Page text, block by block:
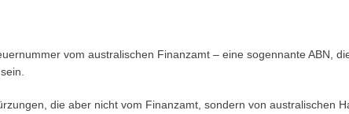
vom australischen Finanzamt – eine sogennante ABN,
die aber nicht vom Finanzamt, sondern von australischen